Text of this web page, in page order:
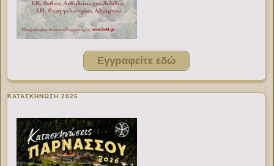
Εγγραφείτε εδώ
ΚΑΤΑΣΚΗΝΩΣΗ 2026